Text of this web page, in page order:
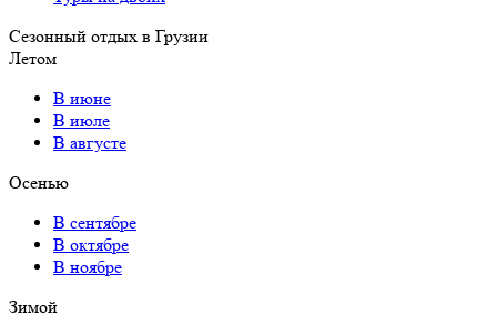
Сезонный отдых в Грузии
Летом
В июне
В июле
В августе
Осенью
В сентябре
В октябре
В ноябре
Зимой